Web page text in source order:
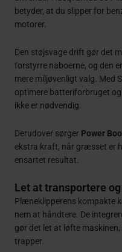
betyder, at du slipper for
motorer.
Den støjsvage drift gør det
forstyrre naboerne, og den
mere miljøvenligt valg. Med
optimere batteriforbruget
ikke er nødvendig.
Derudover sørger Power
ekstra kraft, når græsset er
ensartet resultat.
Let at transportere
Plæneklipperens kompakte
nem at håndtere. De
gør det let at løfte
trapper.